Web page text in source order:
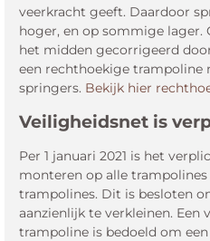
veerkracht geeft. Daardoor
hoger, en op sommige lager.
het midden gecorrigeerd
een rechthoekige trampoline
springers. Bekijk hier
Veiligheidsnet is
Per 1 januari 2021 is het
monteren op alle
trampolines. Dit is besloten
aanzienlijk te verkleinen.
trampoline is bedoeld om